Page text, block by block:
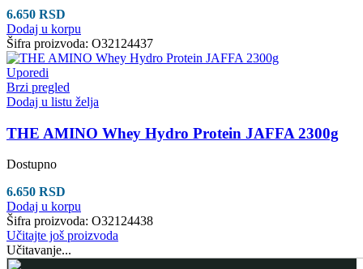
6.650 RSD
Dodaj u korpu
Šifra proizvoda: O32124437
Uporedi
Brzi pregled
Dodaj u listu želja
THE AMINO Whey Hydro Protein JAFFA 2300g
Dostupno
6.650 RSD
Dodaj u korpu
Šifra proizvoda: O32124438
Učitajte još proizvoda
Učitavanje...